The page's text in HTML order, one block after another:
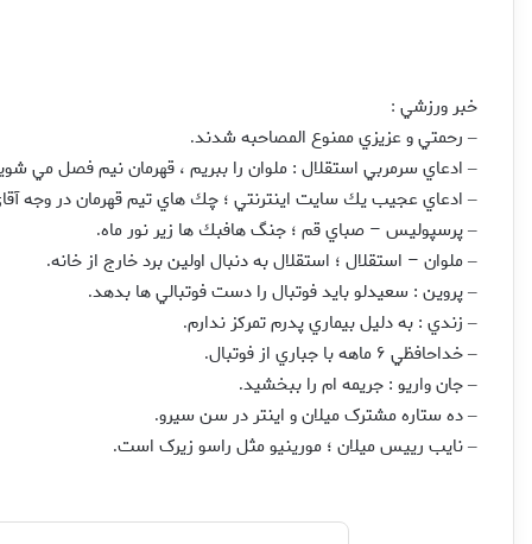
خبر ورزشي :
– رحمتي و عزيزي ممنوع المصاحبه شدند.
– ادعاي سرمربي استقلال : ملوان را ببريم ، قهرمان نيم فصل مي
– ادعاي عجيب يك سايت اينترنتي ؛ چك هاي تيم قهرمان در وجه
– پرسپوليس – صباي قم ؛ جنگ هافبك ها زير نور ماه.
– ملوان – استقلال ؛ استقلال به دنبال اولين برد خارج از خانه.
– پروين : سعيدلو بايد فوتبال را دست فوتبالي ها بدهد.
– زندي : به دليل بيماري پدرم تمركز ندارم.
– خداحافظي ۶ ماهه با جباري از فوتبال
.
– جان واريو : جريمه ام را ببخشيد.
– ده ستاره مشترک ميلان و اينتر در سن سيرو.
– نايب رييس ميلان ؛ مورينيو مثل راسو زيرک است.